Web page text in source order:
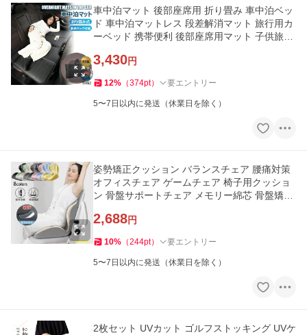
車中泊マット 後部座席用 折り畳み 車中泊ベッ
ド 車中泊マットレス 段差解消マット 旅行用カ
ーベッド 携帯便利 後部座席用マット 子供旅行
3,430円
12% （374pt） 要エントリー
5〜7日以内に発送（休業日を除く）
姿勢矯正クッション バランスチェア 腰痛対策
オフィスチェア ゲームチェア 椅子用クッショ
ン 骨盤サポートチェア メモリー綿芯 骨盤矯正
2,688円
10% （244pt） 要エントリー
5〜7日以内に発送（休業日を除く）
2枚セット UVカット ゴルフストッキング UVケ